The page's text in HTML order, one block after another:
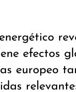
efectos
europeo